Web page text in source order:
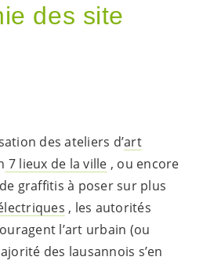
des site
des ateliers d’art
7 lieux de la ville , ou encore
graffitis à poser sur plus
, les autorités
l’art urbain (ou
des lausannois s’en